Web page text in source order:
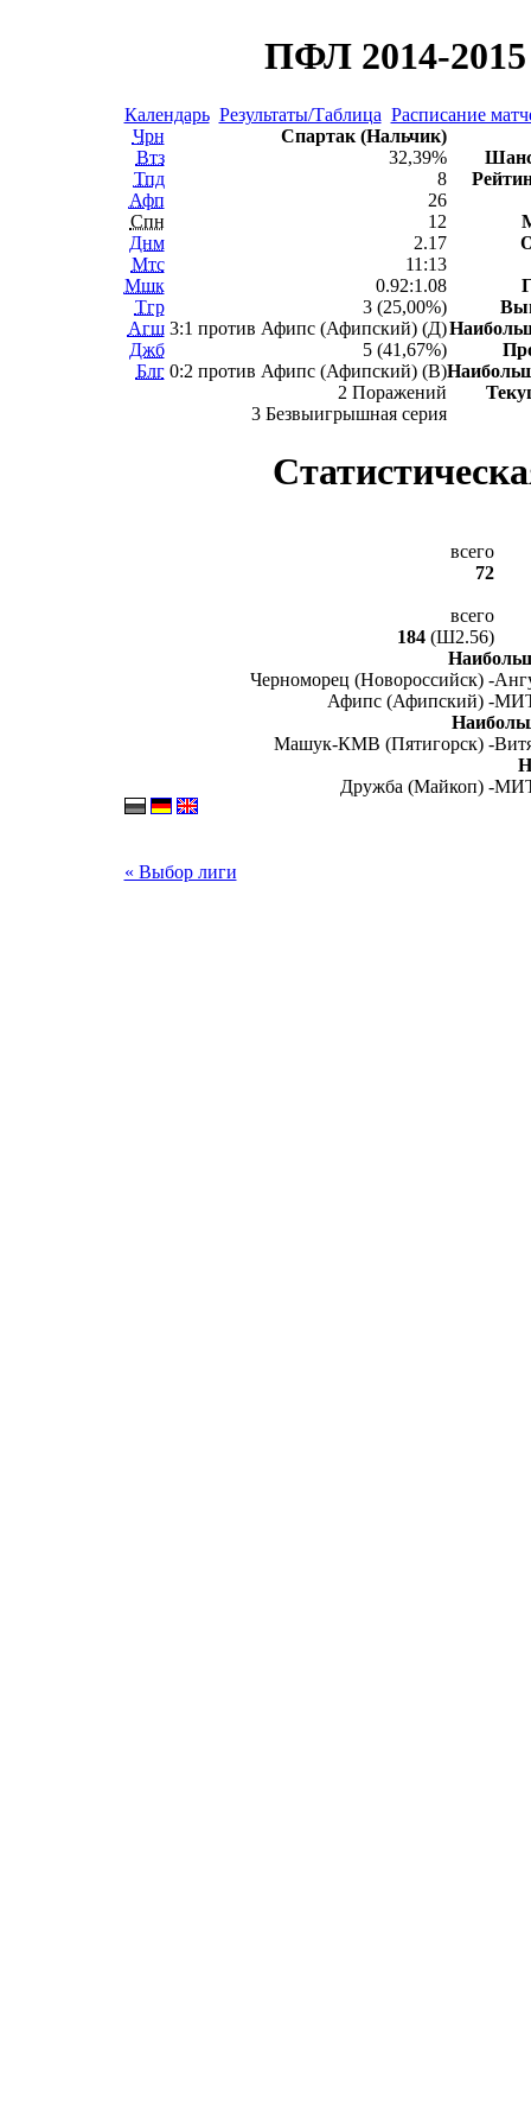
ПФЛ 2014-
Календарь Результаты/Таблица Расписание
Чрн
Втз
Тпд
Афп
Спн
Днм
Мтс
Мшк
Тгр
Агш
Джб
Блг
Спартак (Нальчик)
32,39%
8
26
12
2.17
11:13
0.92:1.08
3 (25,00%)
3:1 против Афипс (Афипский) (Д)
5 (41,67%)
0:2 против Афипс (Афипский) (В)
2 Поражений
3 Безвыигрышная серия
всего
72
всего
184(Ш2.56)
Черноморец (Новороссийск) -
Афипс (Афипский) -
Машук-КМВ (Пятигорск) -
Дружба (Майкоп) -
« Выбор лиги